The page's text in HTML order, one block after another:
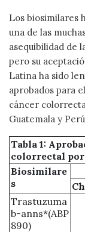
Los biosimilares
una de las
asequibilidad de
pero su
Latina ha sido
aprobados para
cáncer
Guatemala y
Tabla 1:
colorrectal por
Biosimilare
s
Trastuzuma
b-anns*(ABP
890)